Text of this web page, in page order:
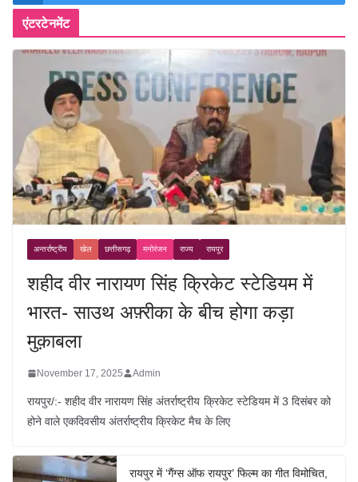
एंटरटेनमेंट
अन्तर्राष्ट्रीय खेल छत्तीसगढ़ मनोरंजन राज्य रायपुर
शहीद वीर नारायण सिंह क्रिकेट स्टेडियम में
भारत- साउथ अफ़्रीका के बीच होगा कड़ा
मुक़ाबला
November 17, 2025 Admin
रायपुर/:- शहीद वीर नारायण सिंह अंतर्राष्ट्रीय क्रिकेट स्टेडियम में 3 दिसंबर को
होने वाले एकदिवसीय अंतर्राष्ट्रीय क्रिकेट मैच के लिए
रायपुर में ‘गैंग्स ऑफ रायपुर’ फिल्म का गीत विमोचित,